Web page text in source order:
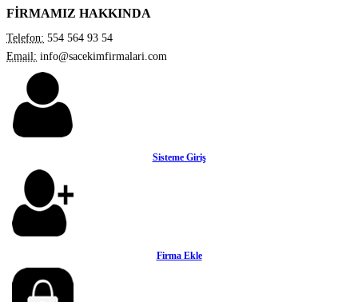
FİRMAMIZ HAKKINDA
Telefon: 554 564 93 54
Email: info@sacekimfirmalari.com
Sisteme Giriş
Firma Ekle